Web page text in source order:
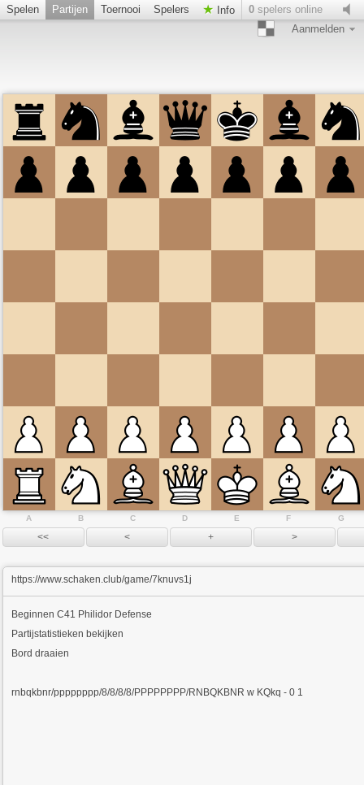
Spelen Partijen Toernooi Spelers Info 0 spelers online
Aanmelden
A B C D E F G
https://www.schaken.club/game/7knuvs1j
BeginnenC41 Philidor Defense
Partijstatistieken bekijken
Bord draaien
rnbqkbnr/pppppppp/8/8/8/8/PPPPPPPP/RNBQKBNR w KQkq - 0 1